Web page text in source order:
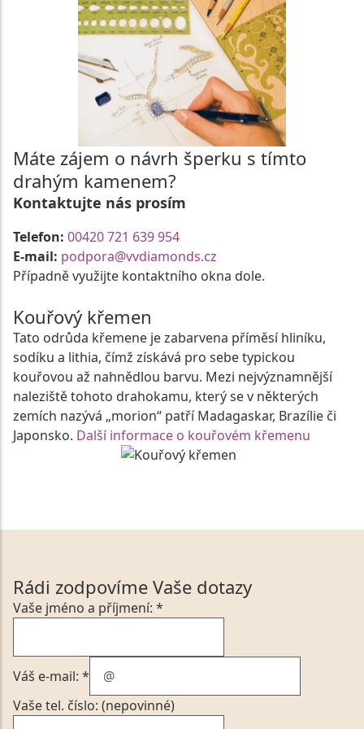
Máte zájem o návrh šperku s tímto
drahým kamenem?
Kontaktujte nás prosím
Telefon: 00420 721 639 954
E-mail: podpora@vvdiamonds.cz
Případně využijte kontaktního okna dole.
Kouřový křemen
Tato odrůda křemene je zabarvena příměsí hliníku,
sodíku a lithia, čímž získává pro sebe typickou
kouřovou až nahnědlou barvu. Mezi nejvýznamnější
naleziště tohoto drahokamu, který se v některých
zemích nazývá „morion“ patří Madagaskar, Brazílie či
Japonsko. Další informace o kouřovém křemenu
Rádi zodpovíme Vaše dotazy
Vaše jméno a příjmení: *
Váš e-mail: *
Vaše tel. číslo: (nepovinné)